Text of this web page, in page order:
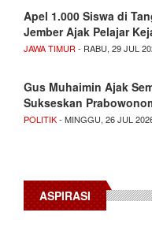
Apel 1.000 Siswa di
Jember Ajak Pelajar
JAWA TIMUR - RABU, 29 JUL
Gus Muhaimin Ajak
Sukseskan
POLITIK- MINGGU, 26 JUL
ASPIRASI